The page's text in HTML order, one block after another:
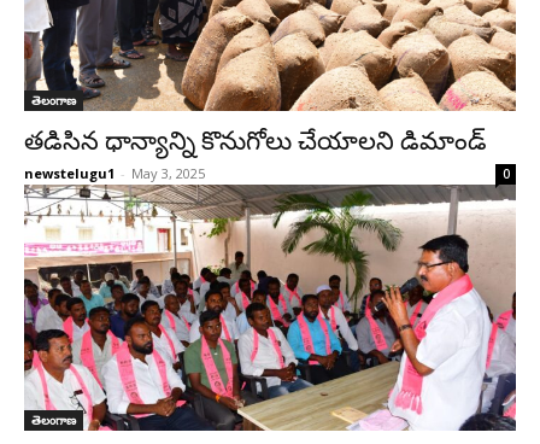
తెలంగాణ
తడిసిన ధాన్యాన్ని కొనుగోలు చేయాలని డిమాండ్
newstelugu1 - May 3, 2025 0
తెలంగాణ